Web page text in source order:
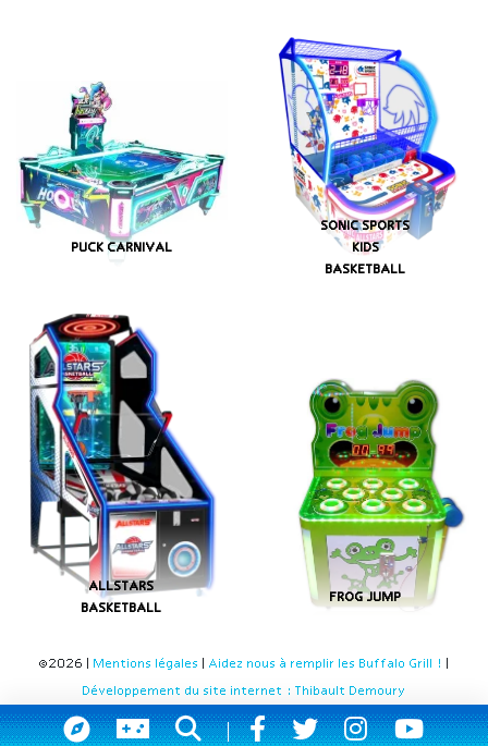
PUCK CARNIVAL
SONIC SPORTS
KIDS
BASKETBALL
ALLSTARS
BASKETBALL
FROG JUMP
©2026 | Mentions légales Aidez nous à remplir les Buffalo Grill !
Développement du site internet : Thibault Demoury